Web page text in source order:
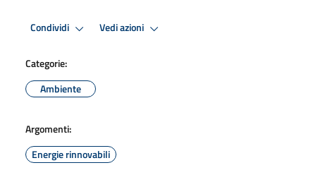
Condividi Vedi azioni
Categorie:
Ambiente
Argomenti:
Energie rinnovabili